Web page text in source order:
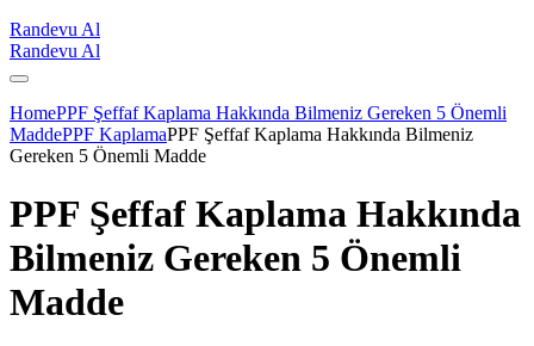
Randevu Al
Randevu Al
HomePPF Şeffaf Kaplama Hakkında Bilmeniz Gereken 5 Önemli
MaddePPF KaplamaPPF Şeffaf Kaplama Hakkında Bilmeniz
Gereken 5 Önemli Madde
PPF Şeffaf Kaplama Hakkında
Bilmeniz Gereken 5 Önemli
Madde